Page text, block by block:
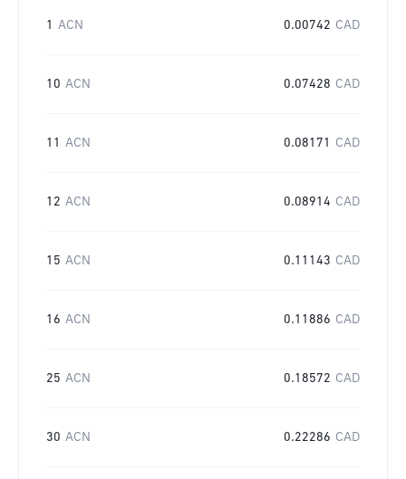
1 ACN 0.00742 CAD
10 ACN 0.07428 CAD
11 ACN 0.08171 CAD
12 ACN 0.08914 CAD
15 ACN 0.11143 CAD
16 ACN 0.11886 CAD
25 ACN 0.18572 CAD
30 ACN 0.22286 CAD